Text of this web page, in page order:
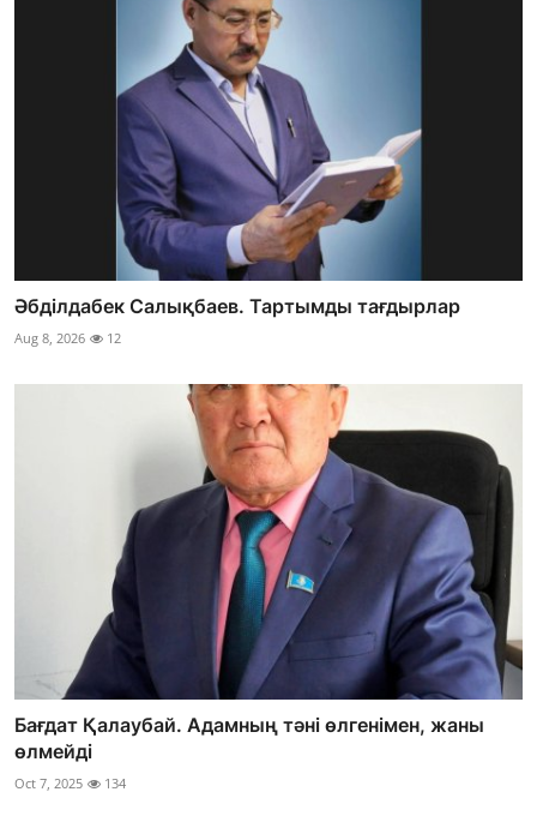
Әбділдабек Салықбаев. Тартымды тағдырлар
Aug 8, 2026 12
Бағдат Қалаубай. Адамның тәні өлгенімен, жаны
өлмейді
Oct 7, 2025 134